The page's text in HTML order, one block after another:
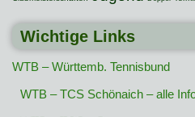
Wichtige Links
WTB – Württemb. Tennisbund
WTB – TCS Schönaich – alle